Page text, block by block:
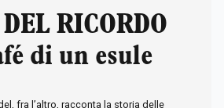
RICORDO
di un esule
fra l’altro, racconta la storia delle